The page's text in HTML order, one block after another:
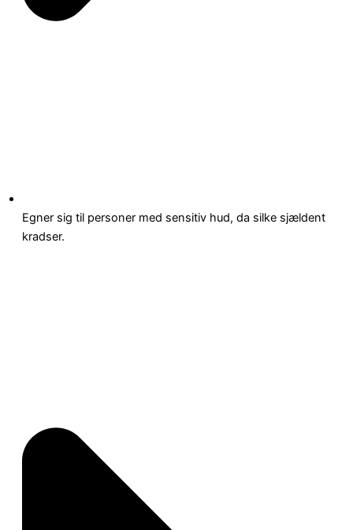
Egner sig til personer med sensitiv hud, da silke sjældent
kradser.